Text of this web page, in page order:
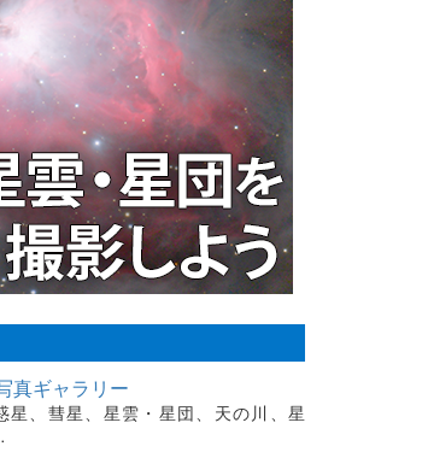
真ギャラリー
星、彗星、星雲・星団、天の川、星